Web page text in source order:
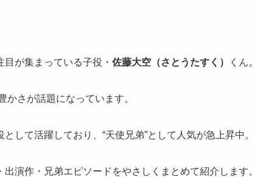
が集まっている子役・ 佐藤大空（さとうたすく） くん。
さが話題になっています。
して活躍しており、“天使兄弟”として人気が急上昇中。
演作・兄弟エピソードをやさしくまとめて紹介します。